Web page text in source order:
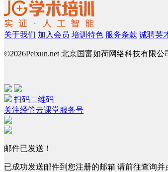
关于我们 加入会员 培训特色 服务条款 诚聘英
©2026Peixun.net 北京国富如荷网络科技有限
扫码二维码
关注经管云课堂服务号
邮件已发送！
已成功发送邮件到您注册的邮箱 请前往查询并